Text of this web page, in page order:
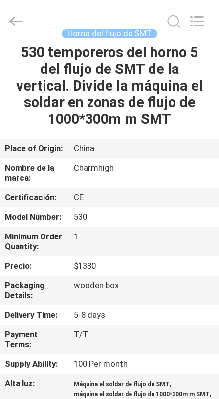
HOGAR
PRODUCTOS
SOBRE
NOSOTROS
VISITA
LA
FÁBRICA
CONTROL
DE
CALIDAD
CON
NOSOTROS
CHARMHIGH
TECHNOLOGY
Horno del flujo de SMT
530 temporeros del horno 5
del flujo de SMT de la
vertical. Divide la máquina el
soldar en zonas de flujo de
1000*300m m SMT
Place of Origin:
China
Nombre de la
marca:
Charmhigh
Certificación:
CE
Model Number:
530
Minimum Order
Quantity:
1
Precio:
$1380
Packaging
Details:
wooden box
Delivery Time:
5-8 days
Payment
Terms:
T/T
Supply Ability:
100 Per month
Alta luz:
Máquina el soldar de flujo de SMT,
máquina el soldar de flujo de 1000*300m m SMT,